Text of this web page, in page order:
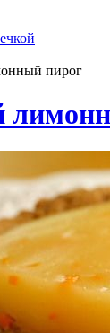
пирог